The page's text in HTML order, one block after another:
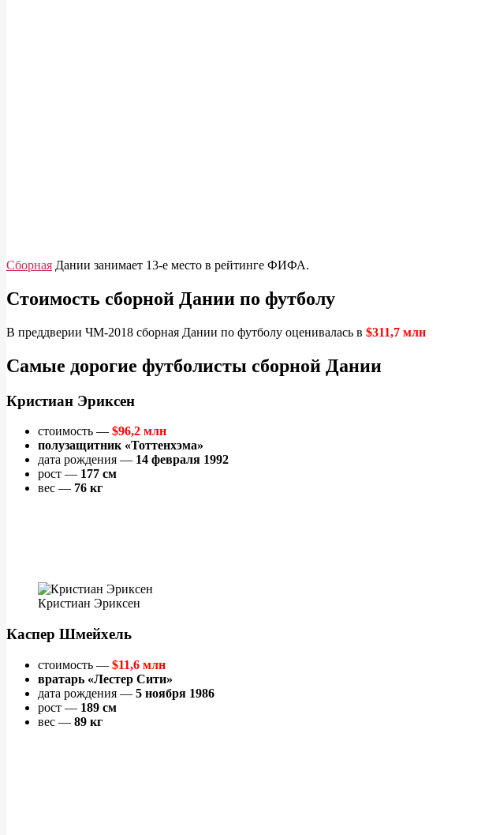
Сборная Дании занимает 13-е место в рейтинге ФИФА.
Стоимость сборной Дании по футболу
В преддверии ЧМ-2018 сборная Дании по футболу оценивалась в $311,7 млн
Самые дорогие футболисты сборной Дании
Кристиан Эриксен
стоимость — $96,2 млн
полузащитник «Тоттенхэма»
дата рождения — 14 февраля 1992
рост — 177 см
вес — 76 кг
Кристиан Эриксен
Каспер Шмейхель
стоимость — $11,6 млн
вратарь «Лестер Сити»
дата рождения — 5 ноября 1986
рост — 189 см
вес — 89 кг